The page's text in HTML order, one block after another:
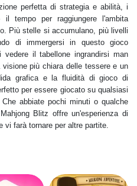
perfetta di strategia e abilità, i
il tempo per raggiungere l'ambita
Più stelle si accumulano, più livelli
di immergersi in questo gioco
il tabellone ingrandirsi man
più chiara delle tessere e un
grafica e la fluidità di gioco di
per essere giocato su qualsiasi
abbiate pochi minuti o qualche
Blitz offre un'esperienza di
farà tornare per altre partite.